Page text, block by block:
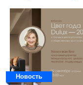
Новость